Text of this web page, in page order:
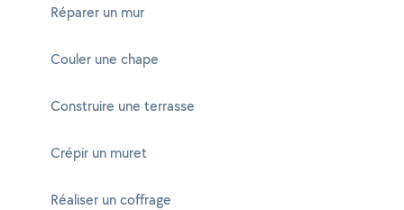
Réparer un mur
Couler une chape
Construire une terrasse
Crépir un muret
Réaliser un coffrage